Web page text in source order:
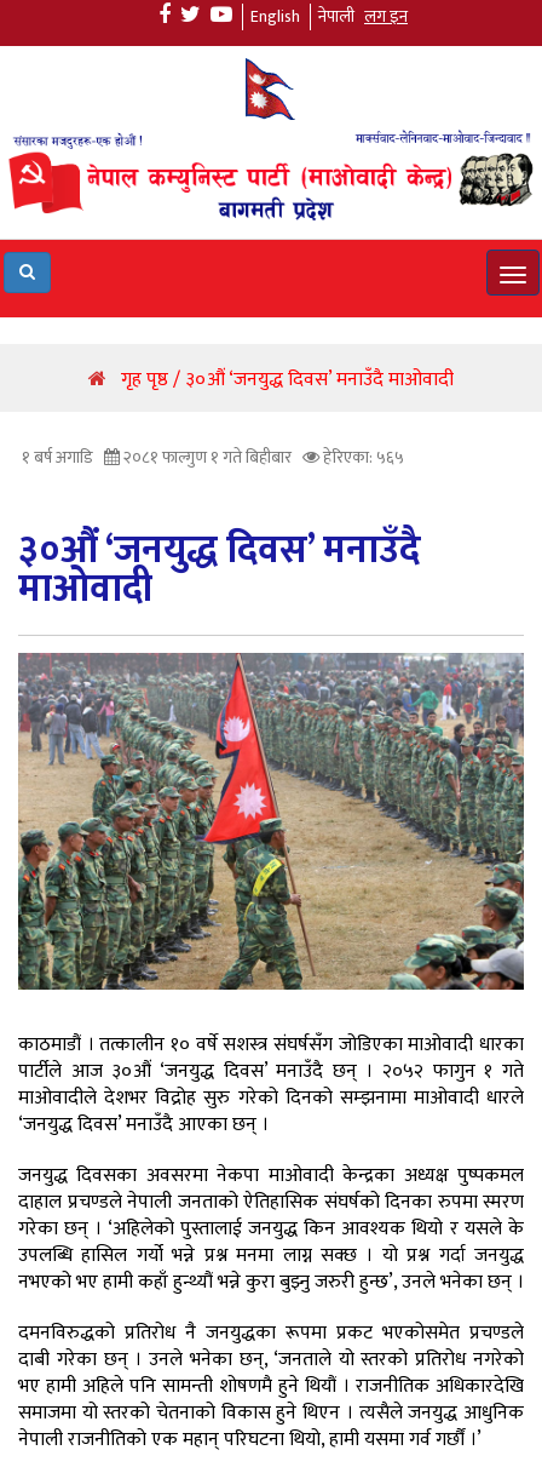
English नेपाली लग इन
गृह पृष्ठ / ३०औं ‘जनयुद्ध दिवस’ मनाउँदै माओवादी
१ बर्ष अगाडि २०८१ फाल्गुण १ गते बिहीबार हेरिएका: ५६५
३०औं ‘जनयुद्ध दिवस’ मनाउँदै
माओवादी
काठमाडौं । तत्कालीन १० वर्षे सशस्त्र संघर्षसँग जोडिएका माओवादी धारका
पार्टीले आज ३०औं ‘जनयुद्ध दिवस’ मनाउँदै छन् । २०५२ फागुन १ गते
माओवादीले देशभर विद्रोह सुरु गरेको दिनको सम्झनामा माओवादी धारले
‘जनयुद्ध दिवस’ मनाउँदै आएका छन् ।
जनयुद्ध दिवसका अवसरमा नेकपा माओवादी केन्द्रका अध्यक्ष पुष्पकमल
दाहाल प्रचण्डले नेपाली जनताको ऐतिहासिक संघर्षको दिनका रुपमा स्मरण
गरेका छन् । ‘अहिलेको पुस्तालाई जनयुद्ध किन आवश्यक थियो र यसले के
उपलब्धि हासिल गर्यो भन्ने प्रश्न मनमा लाग्न सक्छ । यो प्रश्न गर्दा जनयुद्ध
नभएको भए हामी कहाँ हुन्थ्यौं भन्ने कुरा बुझ्नु जरुरी हुन्छ’, उनले भनेका छन् ।
दमनविरुद्धको प्रतिरोध नै जनयुद्धका रूपमा प्रकट भएकोसमेत प्रचण्डले
दाबी गरेका छन् । उनले भनेका छन्, ‘जनताले यो स्तरको प्रतिरोध नगरेको
भए हामी अहिले पनि सामन्ती शोषणमै हुने थियौं । राजनीतिक अधिकारदेखि
समाजमा यो स्तरको चेतनाको विकास हुने थिएन । त्यसैले जनयुद्ध आधुनिक
नेपाली राजनीतिको एक महान् परिघटना थियो, हामी यसमा गर्व गर्छौं ।’